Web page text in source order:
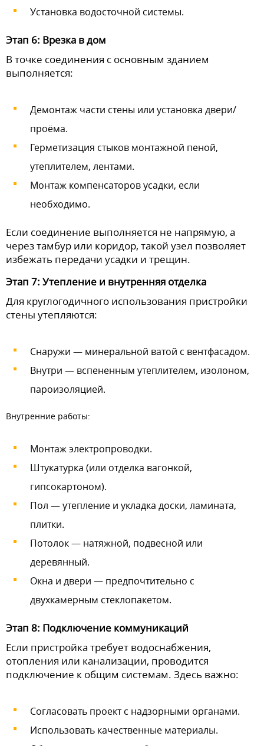
Установка водосточной системы.
Этап 6: Врезка в дом
В точке соединения с основным зданием
выполняется:
Демонтаж части стены или установка двери/
проёма.
Герметизация стыков монтажной пеной,
утеплителем, лентами.
Монтаж компенсаторов усадки, если
необходимо.
Если соединение выполняется не напрямую, а
через тамбур или коридор, такой узел позволяет
избежать передачи усадки и трещин.
Этап 7: Утепление и внутренняя отделка
Для круглогодичного использования пристройки
стены утепляются:
Снаружи — минеральной ватой с вентфасадом.
Внутри — вспененным утеплителем, изолоном,
пароизоляцией.
Внутренние работы:
Монтаж электропроводки.
Штукатурка (или отделка вагонкой,
гипсокартоном).
Пол — утепление и укладка доски, ламината,
плитки.
Потолок — натяжной, подвесной или
деревянный.
Окна и двери — предпочтительно с
двухкамерным стеклопакетом.
Этап 8: Подключение коммуникаций
Если пристройка требует водоснабжения,
отопления или канализации, проводится
подключение к общим системам. Здесь важно:
Согласовать проект с надзорными органами.
Использовать качественные материалы.